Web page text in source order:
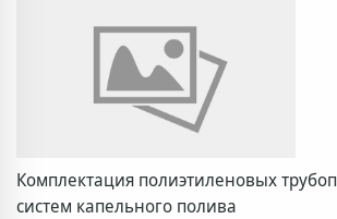
Комплектация полиэтиленовых
систем капельного полива